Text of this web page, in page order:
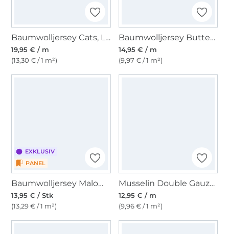
Baumwolljersey Cats, Ladybugs & Butterflies, weiß
19,95 € / m
(13,30 € / 1 m²)
Baumwolljersey Butterflies, wollweiß
14,95 € / m
(9,97 € / 1 m²)
EXKLUSIV
PANEL
Baumwolljersey Malomi Panel Drache, blau 150 x 65 cm
13,95 € / Stk
(13,29 € / 1 m²)
Musselin Double Gauze Waldtiere, weiß
12,95 € / m
(9,96 € / 1 m²)